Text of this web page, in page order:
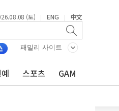
(토) | ENG | 中文
패밀리 사이트
스포츠 GAM